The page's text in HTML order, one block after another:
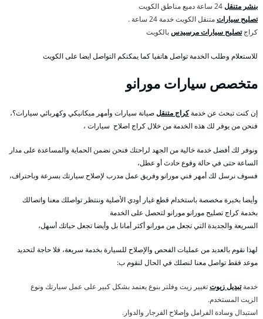
بنشر متنقل
تصليح سياراتمتنقل الكويت خدمة 24 ساعة .
كراجتصليح سيارات مرسيدسبالكويت
للاستعلام وطلب الخدمة تواصل هاتفيا كما يمكنكم التواصل ايضا على الكويت
متخصص سيارات مورانو
إن كنت تبحث عن خدمةكراج متنقلصيانة سيارات وأمهر ميكانيكي وكهربائي سيارات؟،
فنحن من يوفر لك هذه الخدمة من خلال كراج اصلاح سيارات ،
ونوفر لك أفضل خدمة خالية من الجهد لراحتك فنحن نضمن الحماية والمساعدة على مدار
الساعة حتى في حالة وقوع حادث أو عطل،
فسوف نرسل لك أمهر فني مورانو وفريق عمل مدرب لإصلاح سيارتك بسرعة وباحتراف،
وأيضا بخبرة مخصصة باستخدام قطع غيار أودي الأصلية وننتظر تواصلك معنا واتصالك
بخدمة كراج تصليح مورانو مورانو لتحصل على الخدمة
السريعة والجديدة التي تجعل من مورانو أكثر أمانا بل وأيضا تجعل حياتك أسهل،
لهذا نقوم بالعديد من عمليات الفحص والإصلاح للسيارة بخدمة سريعة، فلا حاجة لتحديد
موعد فقط تواصل معنا لنصلك في الحال لنقوم ب:
خدمةتبديل زيوتتغيير زيت وفلتر بنوع يعتمد بشكل كبير على عمل سيارتك ونوع
الزيت المستخدم.
استبدال وسادة الفرامل وإصلاح الفرجار والدوار.